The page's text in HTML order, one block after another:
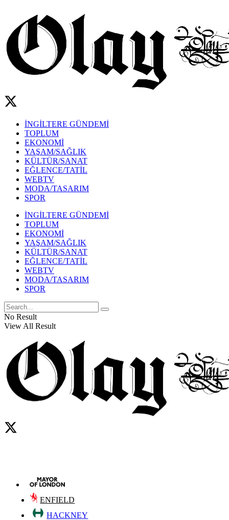
İNGİLTERE GÜNDEMİ
TOPLUM
EKONOMİ
YAŞAM/SAĞLIK
KÜLTÜR/SANAT
EĞLENCE/TATİL
WEBTV
MODA/TASARIM
SPOR
İNGİLTERE GÜNDEMİ
TOPLUM
EKONOMİ
YAŞAM/SAĞLIK
KÜLTÜR/SANAT
EĞLENCE/TATİL
WEBTV
MODA/TASARIM
SPOR
No Result
View All Result
ENFIELD
HACKNEY